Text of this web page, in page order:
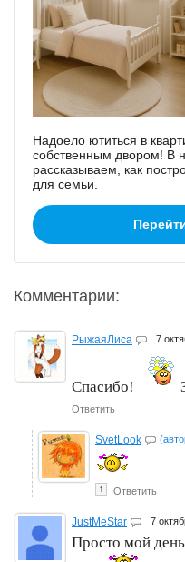
Надоело ютиться в
собственным двором! В
рассказываем, как
для семьи.
Комментарии:
РыжаяЛиса 7
Спасибо!
Ответить
SvetLook
↑ Ответить
JustMeStar 7
Просто мой